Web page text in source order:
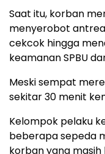
Saat itu, korban
menyerobot
cekcok hingga
keamanan SPBU
Meski sempat
sekitar 30 menit
Kelompok pelaku
beberapa sepeda
korban yang